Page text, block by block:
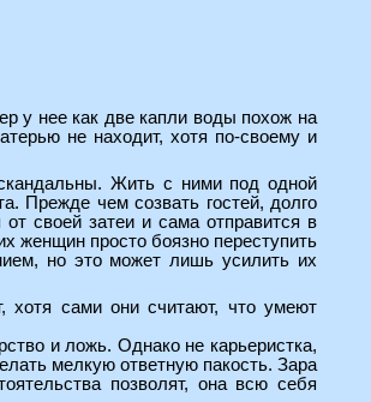
у нее как две капли воды похож на
не находит, хотя по-своему и
Жить с ними под одной
Прежде чем созвать гостей, долго
своей затеи и сама отправится в
женщин просто боязно переступить
но это может лишь усилить их
хотя сами они считают, что умеют
и ложь. Однако не карьеристка,
мелкую ответную пакость. Зара
позволят, она всю себя